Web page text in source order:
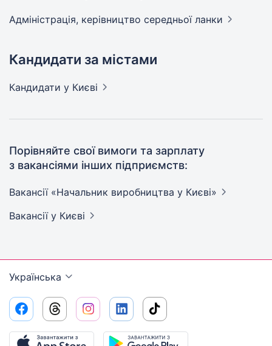
Адмiнiстрацiя, керівництво середньої ланки
Кандидати за містами
Кандидати у Києві
Порівняйте свої вимоги та зарплату
з вакансіями інших підприємств:
Вакансії «Начальник виробництва у Києві»
Вакансії у Києві
Українська